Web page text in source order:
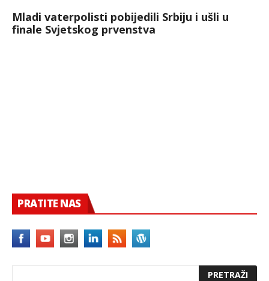
Mladi vaterpolisti pobijedili Srbiju i ušli u
finale Svjetskog prvenstva
PRATITE NAS